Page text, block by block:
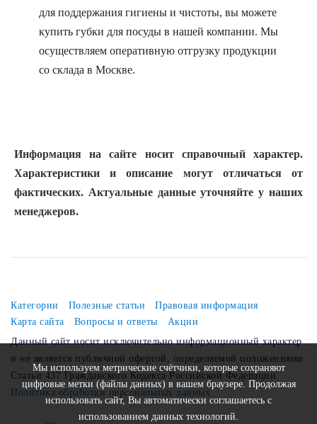
для поддержания гигиены и чистоты, вы можете
купить губки для посуды в нашей компании. Мы
осуществляем оперативную отгрузку продукции
со склада в Москве.
Информация на сайте носит справочный характер.
Характеристики и описание могут отличаться от
фактических. Актуальные данные уточняйте у наших
менеджеров.
Категории Полезные статьи
Правовая информация
Карта сайта
Вопросы и ответы
Акции
Данный сайт носит исключительно информационный характер
и не является публичной офертой, определяемой положениями
Статьи 437 Гражданского Кодекса Российской Федерации.
Политика обработки персональных данных
Мы используем метрические счётчики, которые сохраняют
цифровые метки (файлы данных) в вашем браузере. Продолжая
использовать сайт, Вы автоматически соглашаетесь с
использованием данных технологий.